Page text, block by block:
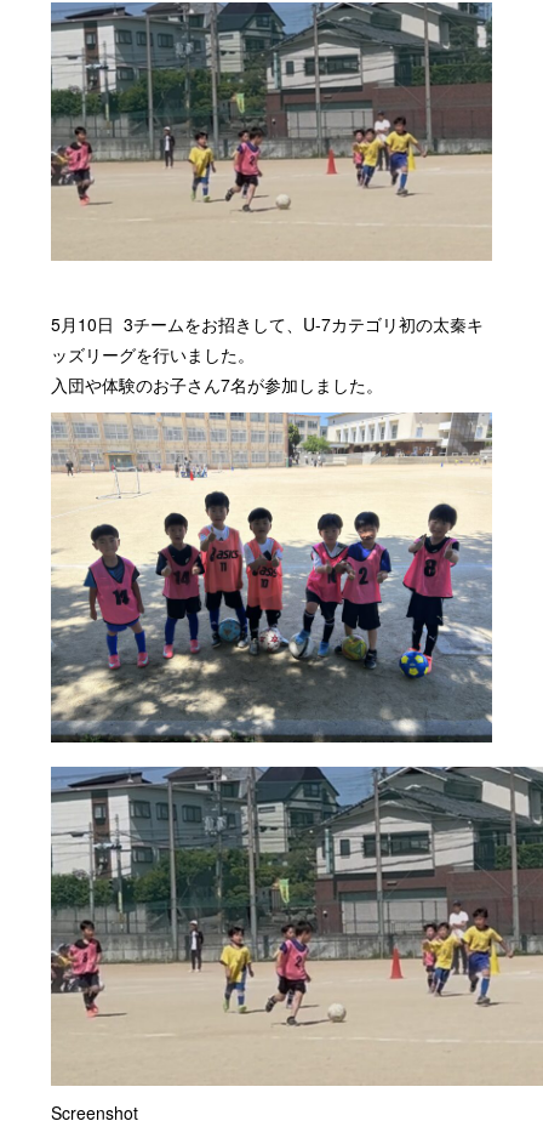
5月10日 3チームをお招きして、U-7カテゴリ初の太秦キ
ッズリーグを行いました。
入団や体験のお子さん7名が参加しました。
Screenshot